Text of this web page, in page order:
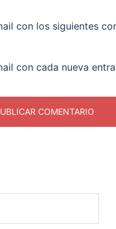
con los siguientes
con cada nueva